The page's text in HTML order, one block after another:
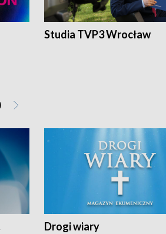
Studia TVP3 Wrocław
Drogi wiary